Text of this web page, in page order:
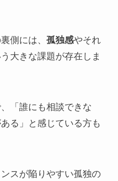
側には、 孤独感やそれ
う大きな課題が存在しま
「誰にも相談できな
る」と感じている方も
スが陥りやすい孤独の